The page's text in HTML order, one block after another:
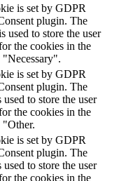
is set by GDPR
plugin. The
used to store the user
the cookies in the
"Necessary".
is set by GDPR
plugin. The
to store the user
the cookies in the
"Other.
is set by GDPR
plugin. The
to store the user
the cookies in the